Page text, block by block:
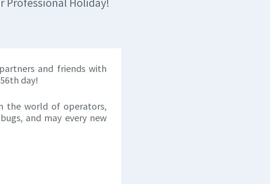
and friends with
day!
the world of operators,
and may every new